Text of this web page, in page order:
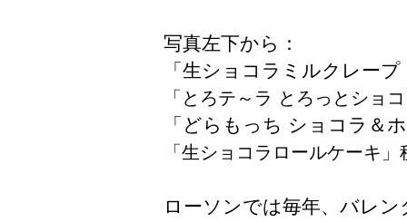
写真左下から：
「生ショコラミルクレー
「とろテ～ラ とろっとショ
「どらもっち ショコラ＆
「生ショコラロールケーキ
ローソンでは毎年、バレ